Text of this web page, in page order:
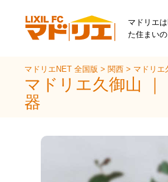
マドリエ
た住まい
マドリエNET 全国版> 関西> マドリエ
マドリエ久御山
器